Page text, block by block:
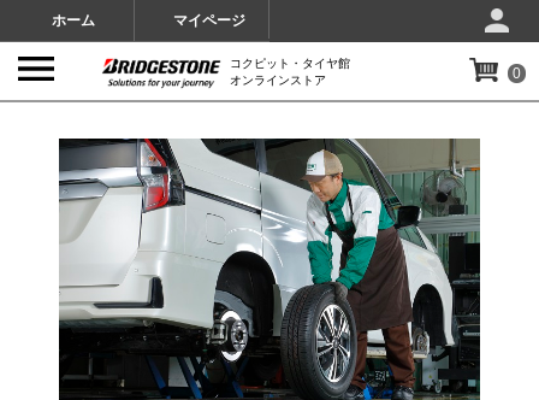
ホーム マイページ
コクピット・タイヤ館
オンラインストア
0